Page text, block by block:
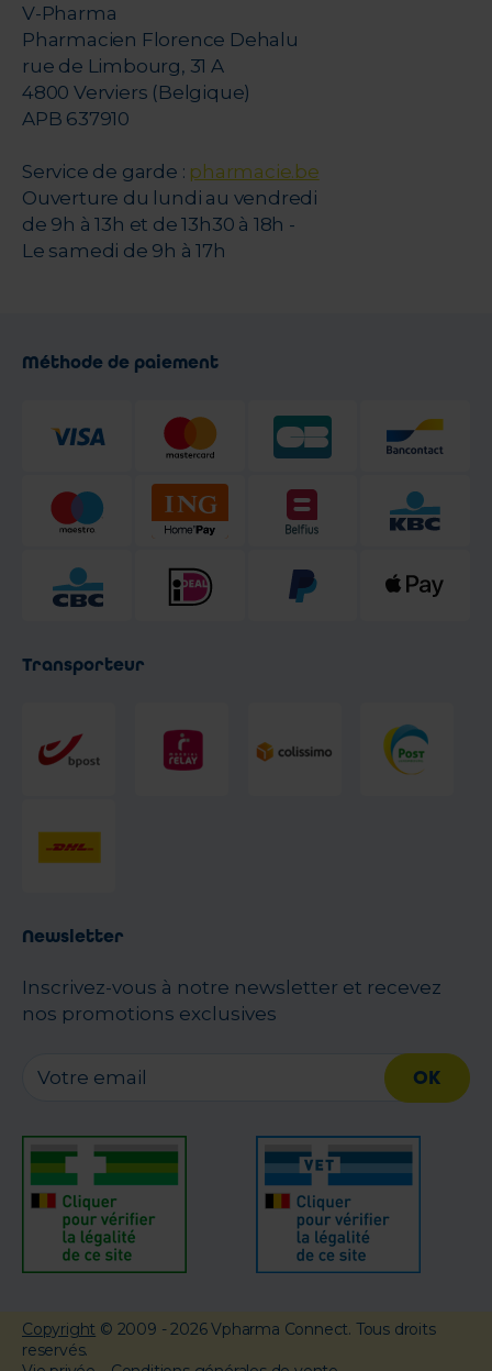
V-Pharma
Pharmacien Florence Dehalu
rue de Limbourg, 31 A
4800 Verviers (Belgique)
APB 637910
Service de garde : pharmacie.be
Ouverture du lundi au vendredi
de 9h à 13h et de 13h30 à 18h -
Le samedi de 9h à 17h
Méthode de paiement
Transporteur
Newsletter
Inscrivez-vous à notre newsletter et recevez
nos promotions exclusives
OK
Copyright © 2009 - 2026 Vpharma Connect. Tous droits
reservés.